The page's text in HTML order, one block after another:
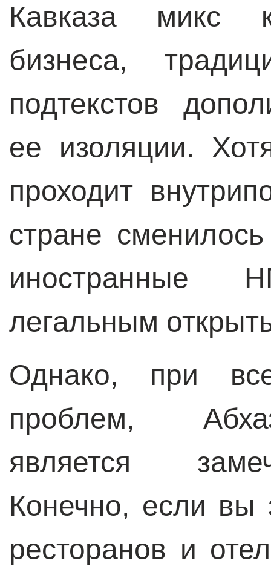
Кавказа микс
бизнеса,
подтекстов
ее изоляции.
проходит
стране
иностранные
легальным
Однако, при
проблем,
является
Конечно, если вы
ресторанов и